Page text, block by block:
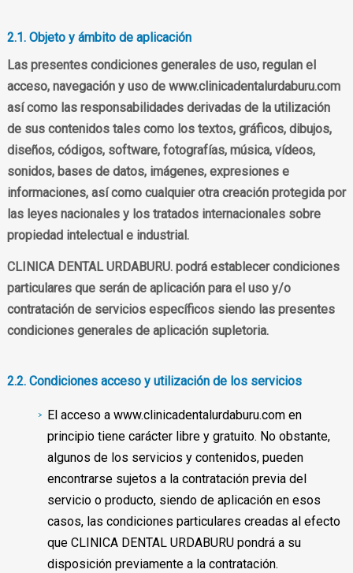
2.1. Objeto y ámbito de aplicación
Las presentes condiciones generales de uso, regulan el
acceso, navegación y uso de www.clinicadentalurdaburu.com
así como las responsabilidades derivadas de la utilización
de sus contenidos tales como los textos, gráficos, dibujos,
diseños, códigos, software, fotografías, música, vídeos,
sonidos, bases de datos, imágenes, expresiones e
informaciones, así como cualquier otra creación protegida por
las leyes nacionales y los tratados internacionales sobre
propiedad intelectual e industrial.
CLINICA DENTAL URDABURU. podrá establecer condiciones
particulares que serán de aplicación para el uso y/o
contratación de servicios específicos siendo las presentes
condiciones generales de aplicación supletoria.
2.2. Condiciones acceso y utilización de los servicios
El acceso a www.clinicadentalurdaburu.com en
principio tiene carácter libre y gratuito. No obstante,
algunos de los servicios y contenidos, pueden
encontrarse sujetos a la contratación previa del
servicio o producto, siendo de aplicación en esos
casos, las condiciones particulares creadas al efecto
que CLINICA DENTAL URDABURU pondrá a su
disposición previamente a la contratación.